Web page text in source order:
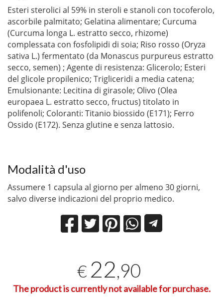
Esteri sterolici al 59% in steroli e stanoli con tocoferolo,
ascorbile palmitato; Gelatina alimentare; Curcuma
(Curcuma longa L. estratto secco, rhizome)
complessata con fosfolipidi di soia; Riso rosso (Oryza
sativa L.) fermentato (da Monascus purpureus estratto
secco, semen) ; Agente di resistenza: Glicerolo; Esteri
del glicole propilenico; Trigliceridi a media catena;
Emulsionante: Lecitina di girasole; Olivo (Olea
europaea L. estratto secco, fructus) titolato in
polifenoli; Coloranti: Titanio biossido (E171); Ferro
Ossido (E172). Senza glutine e senza lattosio.
Modalità d'uso
Assumere 1 capsula al giorno per almeno 30 giorni,
salvo diverse indicazioni del proprio medico.
€ 22,90
The product is currently not available for purchase.